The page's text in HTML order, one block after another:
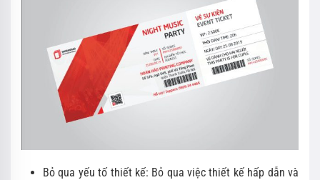
Bỏ qua yếu tố thiết kế: Bỏ qua việc thiết kế hấp dẫn và